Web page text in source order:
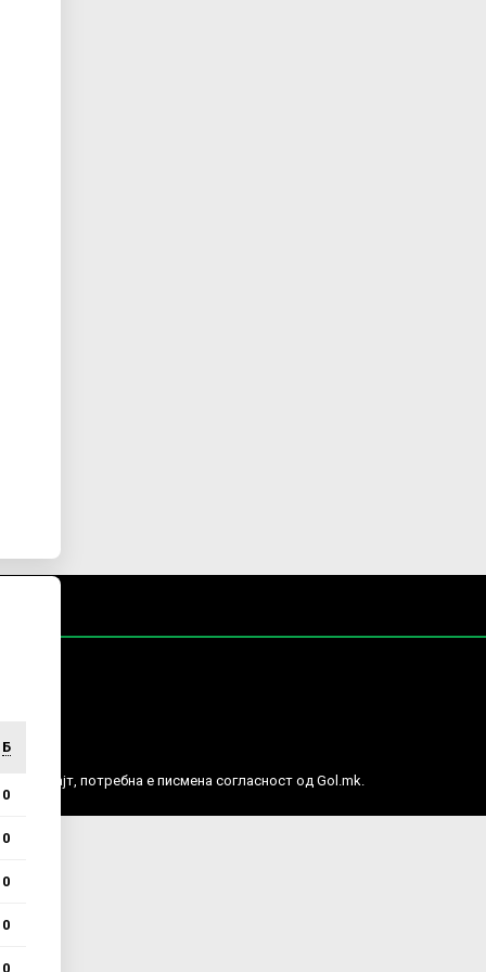
Б
0
0
0
0
0
веб сајт, потребна е писмена согласност од Gol.mk.